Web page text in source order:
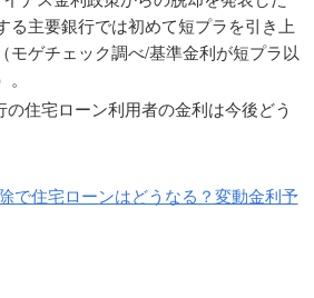
る主要銀行では初めて短プラを引き上
モゲチェック調べ/基準金利が短プラ以
の住宅ローン利用者の金利は今後どう
で住宅ローンはどうなる？変動金利予